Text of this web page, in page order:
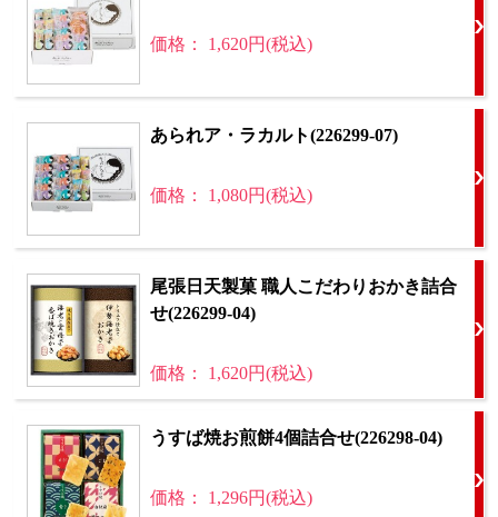
価格： 1,620円(税込)
あられア・ラカルト(226299-07)
価格： 1,080円(税込)
尾張日天製菓 職人こだわりおかき詰合
せ(226299-04)
価格： 1,620円(税込)
うすば焼お煎餅4個詰合せ(226298-04)
価格： 1,296円(税込)